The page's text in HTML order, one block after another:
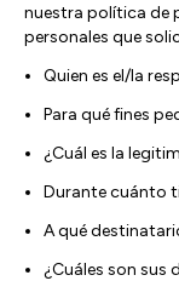
nuestra política de
personales que
Quien es el/la
Para qué fines
¿Cuál es la
Durante cuánto
A qué
¿Cuáles son sus